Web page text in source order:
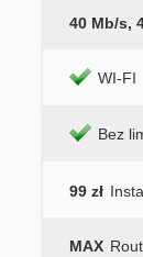
40 Mb/s,
WI-FI
Bez
99 zł
MAX